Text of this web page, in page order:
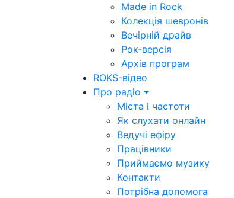
Made in Rock
Колекція шевронів
Вечірній драйв
Рок-версія
Архів програм
ROKS-відео
Про радіо
Міста і частоти
Як слухати онлайн
Ведучі ефіру
Працівники
Приймаємо музику
Контакти
Потрібна допомога